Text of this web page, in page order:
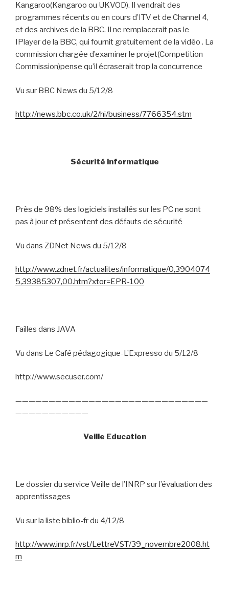
Kangaroo(Kangaroo ou UKVOD). Il vendrait des
programmes récents ou en cours d’ITV et de Channel 4,
et des archives de la BBC. Il ne remplacerait pas le
IPlayer de la BBC, qui fournit gratuitement de la vidéo . La
commission chargée d’examiner le projet(Competition
Commission)pense qu’il écraserait trop la concurrence
Vu sur BBC News du 5/12/8
http://news.bbc.co.uk/2/hi/business/7766354.stm
Sécurité informatique
Près de 98% des logiciels installés sur les PC ne sont
pas à jour et présentent des défauts de sécurité
Vu dans ZDNet News du 5/12/8
http://www.zdnet.fr/actualites/informatique/0,3904074
5,39385307,00.htm?xtor=EPR-100
Failles dans JAVA
Vu dans Le Café pédagogique-L’Expresso du 5/12/8
http://www.secuser.com/
—————————————————————————————
———————————
Veille Education
Le dossier du service Veille de l’INRP sur l’évaluation des
apprentissages
Vu sur la liste biblio-fr du 4/12/8
http://www.inrp.fr/vst/LettreVST/39_novembre2008.ht
m